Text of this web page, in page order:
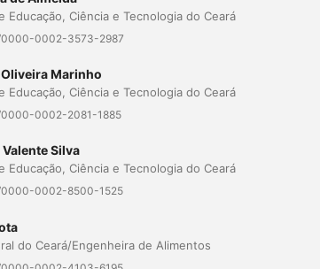
Educação, Ciência e Tecnologia do Ceará
0000-0002-3573-2987
Marinho
Educação, Ciência e Tecnologia do Ceará
0000-0002-2081-1885
Silva
Educação, Ciência e Tecnologia do Ceará
0000-0002-8500-1525
do Ceará/Engenheira de Alimentos